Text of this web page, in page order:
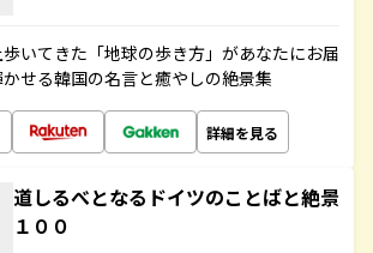
いてきた「地球の歩き方」があなたにお届
せる韓国の名言と癒やしの絶景集
詳細を見る
道しるべとなるドイツのことばと絶景
１００